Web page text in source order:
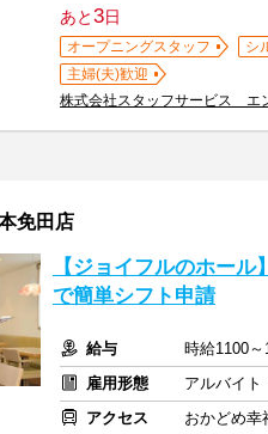
あと3日
オープニングスタッフ シ
主婦(夫)歓迎
株式会社スタッフサービス エ
免田店
【ジョイフルのホー
で簡単シフト申請
給与
時給1100～
雇用形態
アルバイト
アクセス
おかどめ幸